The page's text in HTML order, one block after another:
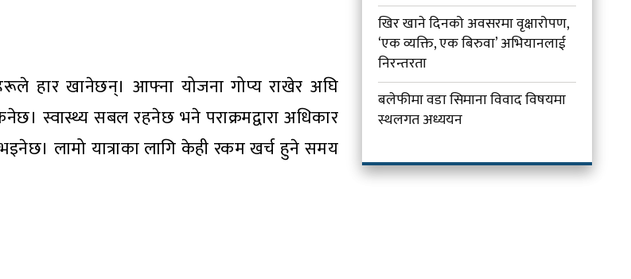
हार खानेछन्। आफ्ना योजना गोप्य राखेर अघि
स्वास्थ्य सबल रहनेछ भने पराक्रमद्वारा अधिकार
लामो यात्राका लागि केही रकम खर्च हुने समय
खिर खाने दिनको अवसरमा वृक्षारोपण,
‘एक व्यक्ति, एक बिरुवा’ अभियानलाई
निरन्तरता
बलेफीमा वडा सिमाना विवाद विषयमा
स्थलगत अध्ययन